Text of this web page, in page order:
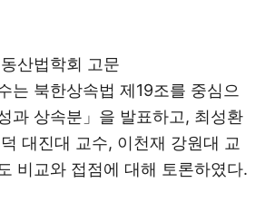
산법학회 고문
는 북한상속법 제19조를 중심으
과 상속분」을 발표하고, 최성환
대진대 교수, 이천재 강원대 교
비교와 접점에 대해 토론하였다.